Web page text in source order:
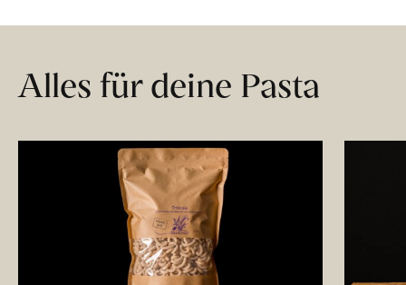
Alles für deine Pasta